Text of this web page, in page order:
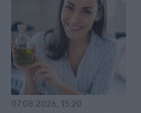
07.08.2026, 15:20